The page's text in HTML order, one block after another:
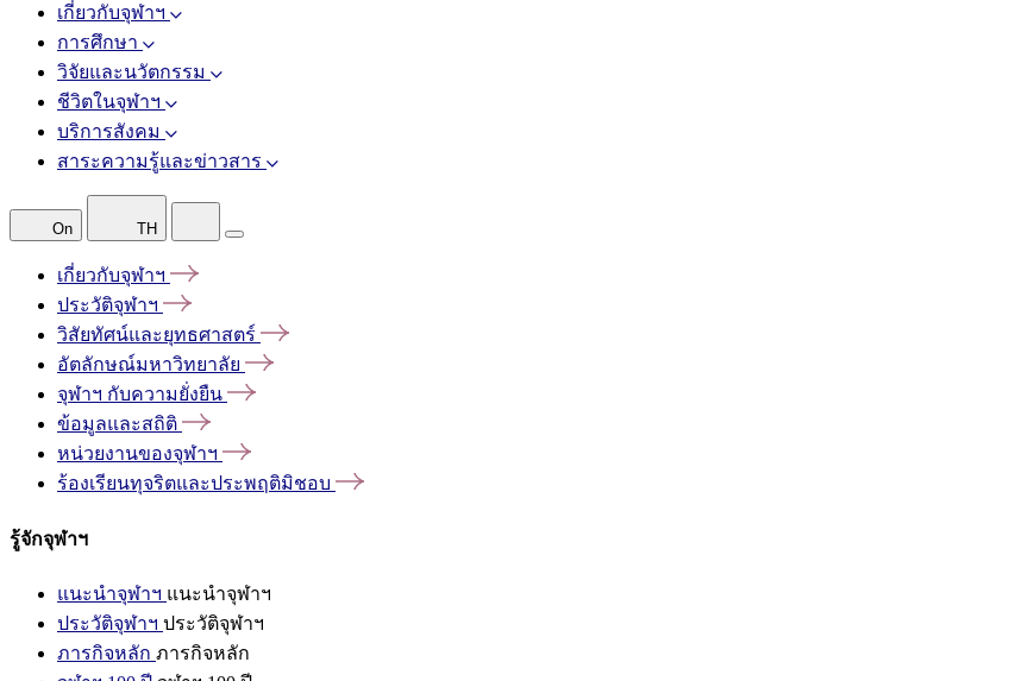
เกี่ยวกับจุฬาฯ
การศึกษา
วิจัยและนวัตกรรม
ชีวิตในจุฬาฯ
บริการสังคม
สาระความรู้และข่าวสาร
On TH
เกี่ยวกับจุฬาฯ
ประวัติจุฬาฯ
วิสัยทัศน์และยุทธศาสตร์
อัตลักษณ์มหาวิทยาลัย
จุฬาฯ กับความยั่งยืน
ข้อมูลและสถิติ
หน่วยงานของจุฬาฯ
ร้องเรียนทุจริตและประพฤติมิชอบ
รู้จักจุฬาฯ
แนะนำจุฬาฯ แนะนำจุฬาฯ
ประวัติจุฬาฯ ประวัติจุฬาฯ
ภารกิจหลัก ภารกิจหลัก